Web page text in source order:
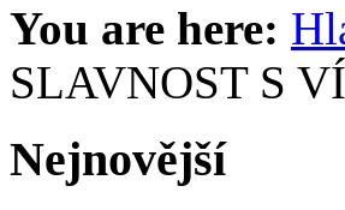
You are here:
SLAVNOST S
Nejnovější